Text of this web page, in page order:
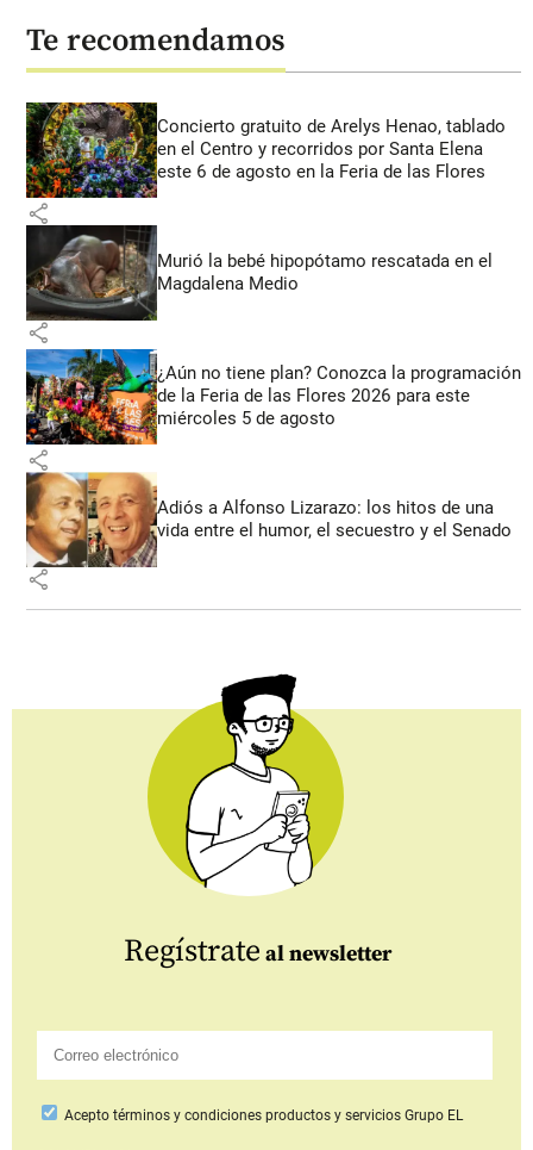
Te recomendamos
Concierto gratuito de Arelys Henao, tablado
en el Centro y recorridos por Santa Elena
este 6 de agosto en la Feria de las Flores
share
Murió la bebé hipopótamo rescatada en el
Magdalena Medio
share
¿Aún no tiene plan? Conozca la programación
de la Feria de las Flores 2026 para este
miércoles 5 de agosto
share
Adiós a Alfonso Lizarazo: los hitos de una
vida entre el humor, el secuestro y el Senado
share
Regístrate al newsletter
Aceptotérminos y condiciones productos y serviciosGrupo EL